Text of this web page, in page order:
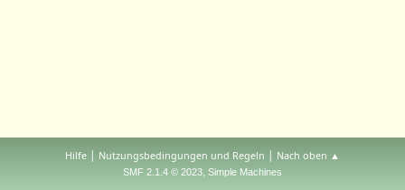
Hilfe | Nutzungsbedingungen und Regeln | Nach oben ▲
SMF 2.1.4 © 2023, Simple Machines